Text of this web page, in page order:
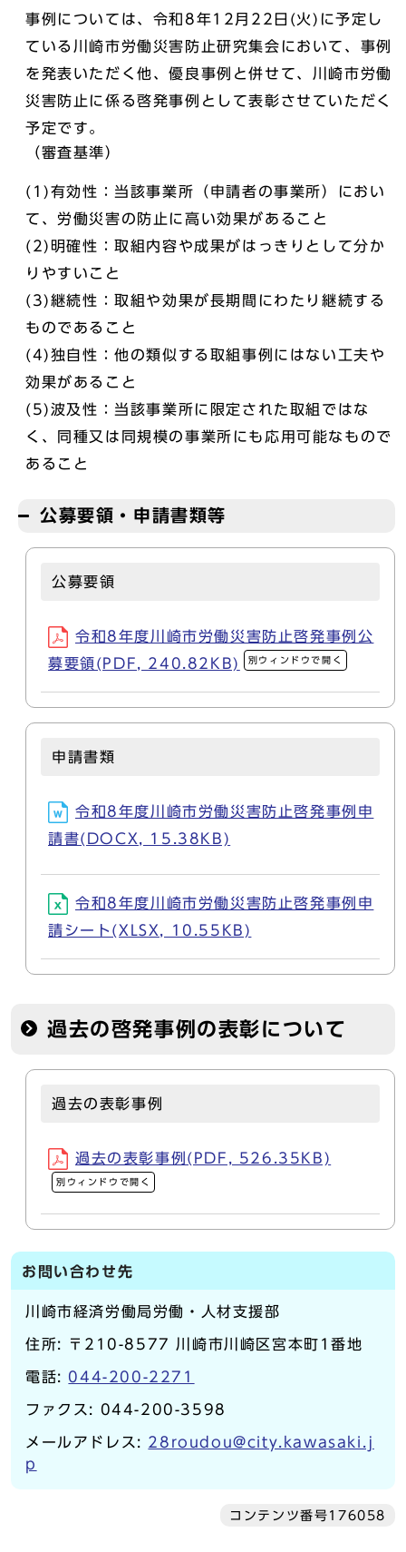
事例については、令和8年12月22日(火)に予定し
ている川崎市労働災害防止研究集会において、事例
を発表いただく他、優良事例と併せて、川崎市労働
災害防止に係る啓発事例として表彰させていただく
予定です。
（審査基準）
(1)有効性：当該事業所（申請者の事業所）におい
て、労働災害の防止に高い効果があること
(2)明確性：取組内容や成果がはっきりとして分か
りやすいこと
(3)継続性：取組や効果が長期間にわたり継続する
ものであること
(4)独自性：他の類似する取組事例にはない工夫や
効果があること
(5)波及性：当該事業所に限定された取組ではな
く、同種又は同規模の事業所にも応用可能なもので
あること
公募要領・申請書類等
公募要領
令和8年度川崎市労働災害防止啓発事例公
募要領(PDF, 240.82KB)
別ウィンドウで開く
申請書類
令和8年度川崎市労働災害防止啓発事例申
請書(DOCX, 15.38KB)
令和8年度川崎市労働災害防止啓発事例申
請シート(XLSX, 10.55KB)
過去の啓発事例の表彰について
過去の表彰事例
過去の表彰事例(PDF, 526.35KB)
別ウィンドウで開く
お問い合わせ先
川崎市経済労働局労働・人材支援部
住所: 〒210-8577 川崎市川崎区宮本町1番地
電話: 044-200-2271
ファクス: 044-200-3598
メールアドレス: 28roudou@city.kawasaki.j
p
コンテンツ番号176058